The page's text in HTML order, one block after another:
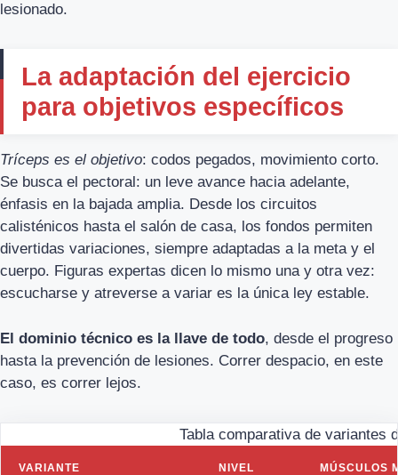
lesionado.
La adaptación del ejercicio
para objetivos específicos
Tríceps es el objetivo: codos pegados, movimiento corto.
Se busca el pectoral: un leve avance hacia adelante,
énfasis en la bajada amplia. Desde los circuitos
calisténicos hasta el salón de casa, los fondos permiten
divertidas variaciones, siempre adaptadas a la meta y el
cuerpo. Figuras expertas dicen lo mismo una y otra vez:
escucharse y atreverse a variar es la única ley estable.
El dominio técnico es la llave de todo, desde el progreso
hasta la prevención de lesiones. Correr despacio, en este
caso, es correr lejos.
Tabla comparativa de variantes
VARIANTE NIVEL MÚSCULOS